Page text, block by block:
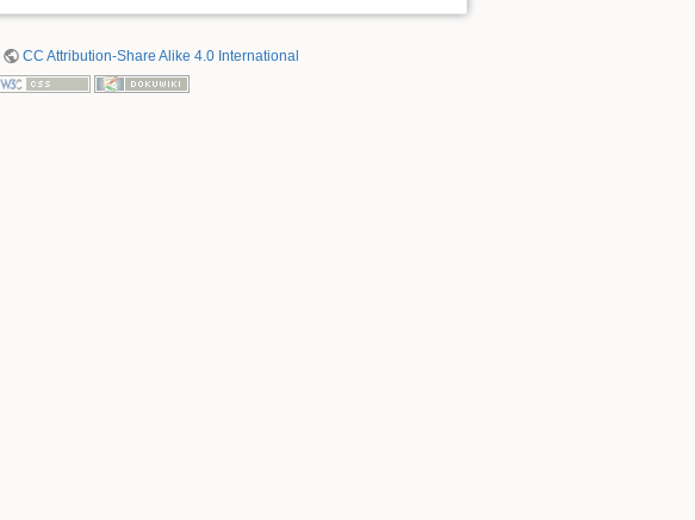
CC Attribution-Share Alike 4.0 International